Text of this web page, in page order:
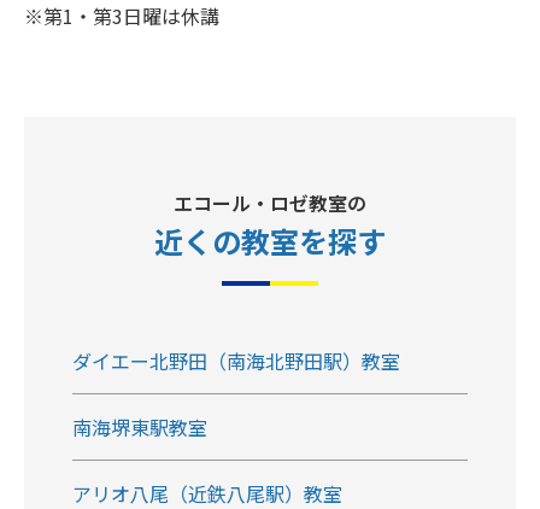
※第1・第3日曜は休講
エコール・ロゼ教室の
近くの教室を探す
ダイエー北野田（南海北野田駅）教室
南海堺東駅教室
アリオ八尾（近鉄八尾駅）教室